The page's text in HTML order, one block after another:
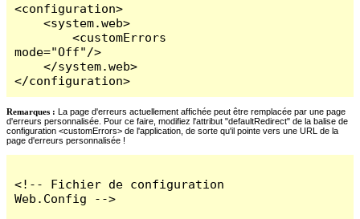
<configuration>
    <system.web>
        <customErrors
mode="Off"/>
    </system.web>
</configuration>
Remarques : La page d'erreurs actuellement affichée peut être remplacée par une page
d'erreurs personnalisée. Pour ce faire, modifiez l'attribut "defaultRedirect" de la balise de
configuration <customErrors> de l'application, de sorte qu'il pointe vers une URL de la
page d'erreurs personnalisée !
<!-- Fichier de configuration
Web.Config -->